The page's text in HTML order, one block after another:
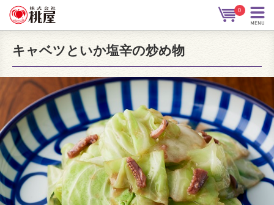
0
キャベツといか塩辛の炒め物